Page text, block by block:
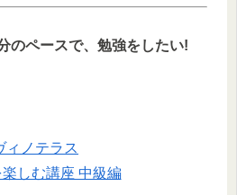
のペースで、勉強をしたい!
ィノテラス
楽しむ講座 中級編